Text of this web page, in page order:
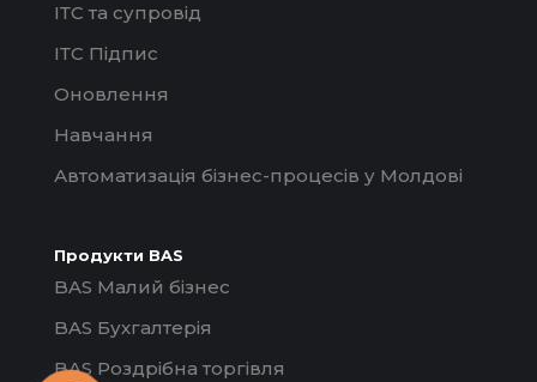
ІТС та супровід
ІТС Підпис
Оновлення
Навчання
Автоматизація бізнес-процесів у Молдові
Продукти BAS
BAS Малий бізнес
BAS Бухгалтерія
BAS Роздрібна торгівля